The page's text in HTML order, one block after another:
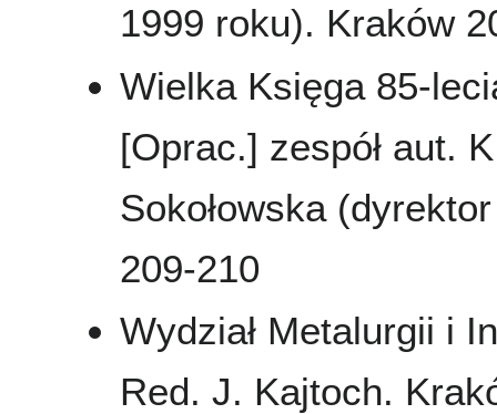
1999 roku). Kraków
Wielka Księga 85-
[Oprac.] zespół aut.
Sokołowska
209-210
Wydział Metalurgii i
Red. J. Kajtoch.